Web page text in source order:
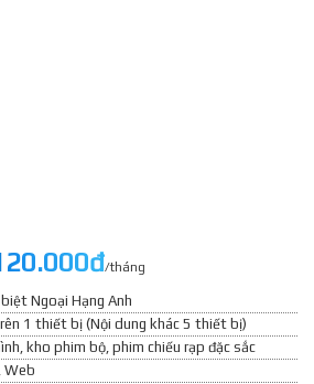
/tháng
Ngoại Hạng Anh
1 thiết bị (Nội dung khác 5 thiết bị)
kho phim bộ, phim chiếu rạp đặc sắc
Web